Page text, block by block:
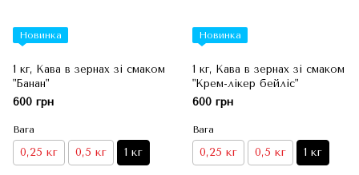
Новинка
1 кг, Кава в зернах зі смаком
"Банан"
600 грн
Вага
0,25 кг 0,5 кг 1 кг
Новинка
1 кг, Кава в зернах зі смаком
"Крем-лікер бейліс"
600 грн
Вага
0,25 кг 0,5 кг 1 кг